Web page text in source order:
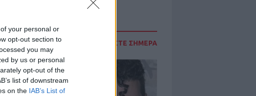
your personal or
opt-out section to
you may
by us or personal
opt-out of the
list of downstream
on the IAB’s List of
ΔΙΑΒΑΣΤΕ ΣΗΜΕΡΑ